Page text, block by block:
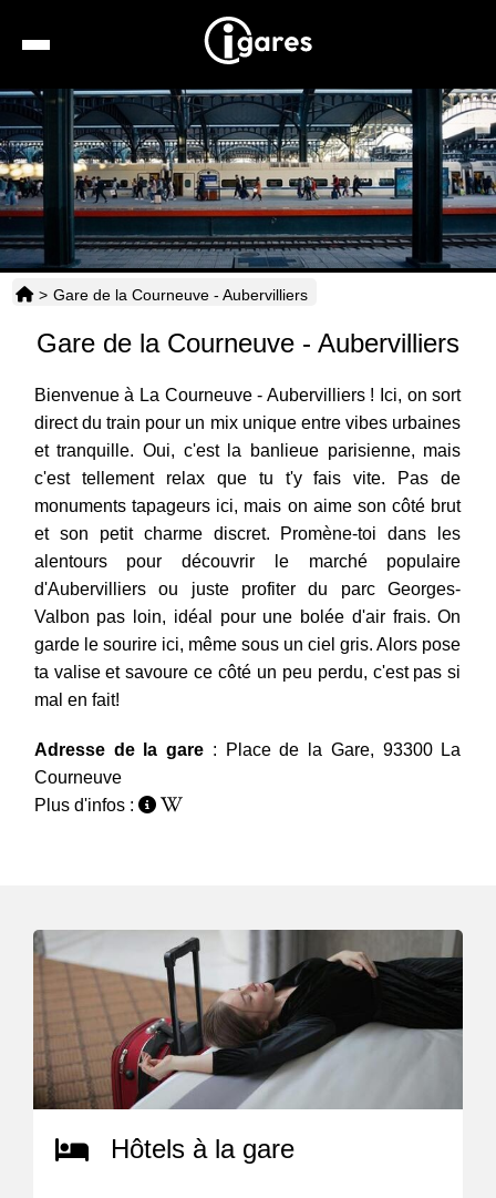
Recherche
Location de voiture
Hôtels
Taxis
> Gare de la Courneuve - Aubervilliers
Gare de la Courneuve - Aubervilliers
Bienvenue à La Courneuve - Aubervilliers ! Ici, on sort
direct du train pour un mix unique entre vibes urbaines
et tranquille. Oui, c'est la banlieue parisienne, mais
c'est tellement relax que tu t'y fais vite. Pas de
monuments tapageurs ici, mais on aime son côté brut
et son petit charme discret. Promène-toi dans les
alentours pour découvrir le marché populaire
d'Aubervilliers ou juste profiter du parc Georges-
Valbon pas loin, idéal pour une bolée d'air frais. On
garde le sourire ici, même sous un ciel gris. Alors pose
ta valise et savoure ce côté un peu perdu, c'est pas si
mal en fait!
Adresse de la gare : Place de la Gare, 93300 La
Courneuve
Plus d'infos :
Hôtels à la gare